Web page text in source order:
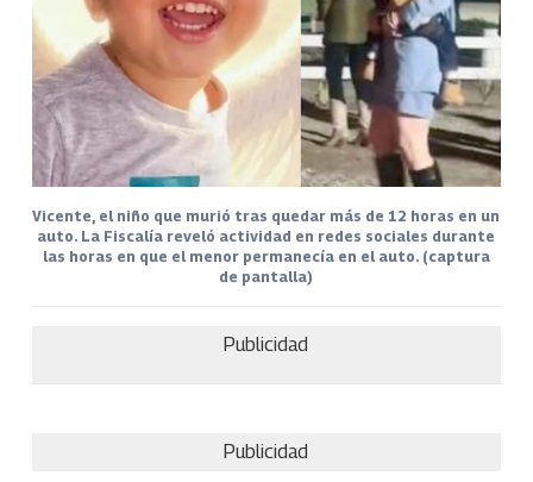
Vicente, el niño que murió tras quedar más de 12 horas en un
auto. La Fiscalía reveló actividad en redes sociales durante
las horas en que el menor permanecía en el auto. (captura
de pantalla)
Publicidad
Publicidad